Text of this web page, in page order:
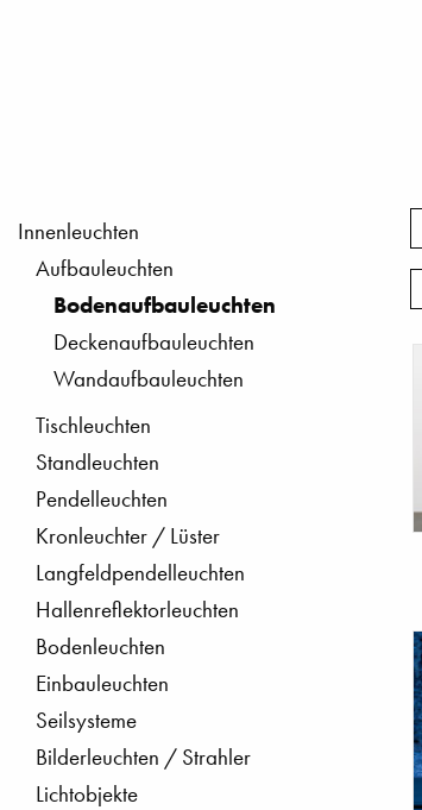
Innenleuchten
Aufbauleuchten
Bodenaufbauleuchten
Deckenaufbauleuchten
Wandaufbauleuchten
Tischleuchten
Standleuchten
Pendelleuchten
Kronleuchter / Lüster
Langfeldpendelleuchten
Hallenreflektorleuchten
Bodenleuchten
Einbauleuchten
Seilsysteme
Bilderleuchten / Strahler
Lichtobjekte